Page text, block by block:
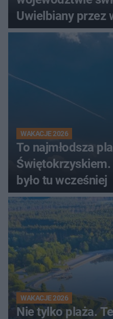
Uwielbiany przez
turystów
WAKACJE 2026
To najmłodsza
było tu wcześniej
WAKACJE 2026
Nie tylko plaża.